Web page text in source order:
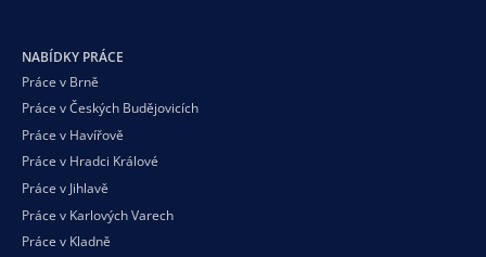
NABÍDKY PRÁCE
Práce v Brně
Práce v Českých Budějovicích
Práce v Havířově
Práce v Hradci Králové
Práce v Jihlavě
Práce v Karlových Varech
Práce v Kladně